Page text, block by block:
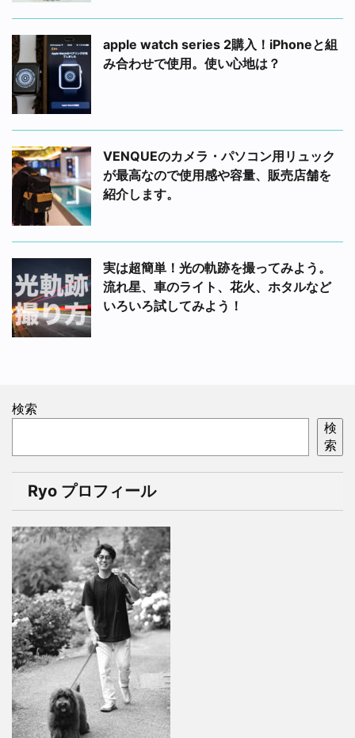
apple watch series 2購入！iPhoneと組
み合わせで使用。使い心地は？
VENQUEのカメラ・パソコン用リュック
が最高なので使用感や容量、販売店舗を
紹介します。
実は超簡単！光の軌跡を撮ってみよう。
流れ星、車のライト、花火、ホタルなど
いろいろ試してみよう！
検索
検
索
Ryo プロフィール